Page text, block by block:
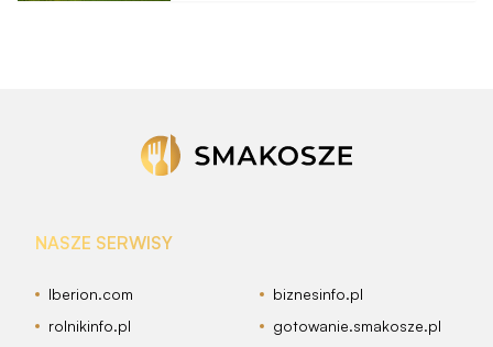
NASZE SERWISY
Iberion.com
biznesinfo.pl
rolnikinfo.pl
gotowanie.smakosze.pl